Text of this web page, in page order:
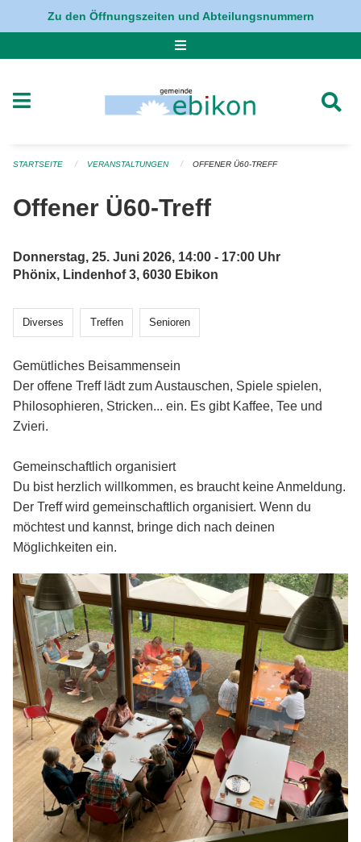
Navigation überspringen
Zu den Öffnungszeiten und Abteilungsnummern
STARTSEITE VERANSTALTUNGEN OFFENER Ü60-TREFF
Offener Ü60-Treff
Donnerstag, 25. Juni 2026, 14:00 - 17:00 Uhr
Phönix, Lindenhof 3, 6030 Ebikon
Diverses Treffen Senioren
Gemütliches Beisammensein
Der offene Treff lädt zum Austauschen, Spiele spielen,
Philosophieren, Stricken... ein. Es gibt Kaffee, Tee und
Zvieri.
Gemeinschaftlich organisiert
Du bist herzlich willkommen, es braucht keine Anmeldung.
Der Treff wird gemeinschaftlich organisiert. Wenn du
möchtest und kannst, bringe dich nach deinen
Möglichkeiten ein.